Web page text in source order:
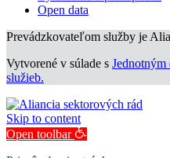
Open data
Prevádzkovateľom služby je
Vytvorené v súlade s
služieb.
Skip to content
Open toolbar